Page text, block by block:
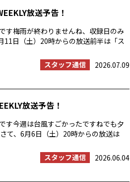
放送予告！
す梅雨が終わりませんね、収録日のみ
11日（土）20時からの放送前半は「ス
スタッフ通信
2026.07.09
放送予告！
す今週は台風すごかったですねでも夕
て、6月6日（土）20時からの放送は
スタッフ通信
2026.06.04